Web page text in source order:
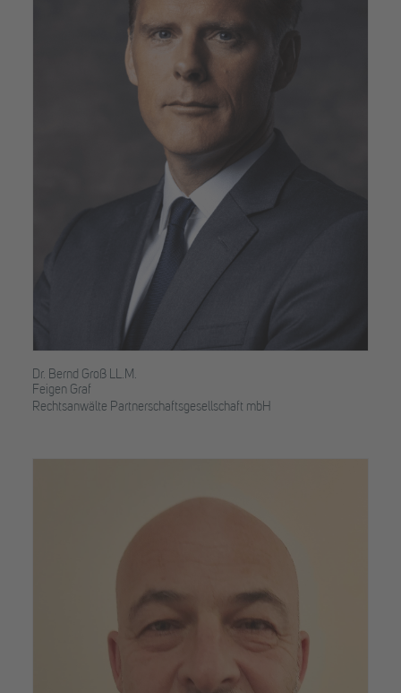
Dr. Bernd Groß LL.M.
Feigen Graf
Rechtsanwälte Partnerschaftsgesellschaft mbH